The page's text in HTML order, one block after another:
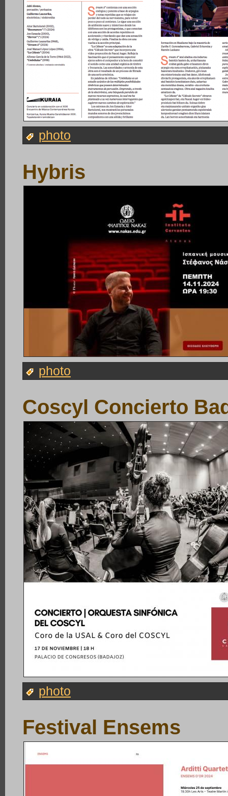
photo
Hybris
photo
Coscyl Concierto
photo
Festival Ensems